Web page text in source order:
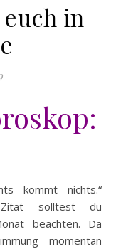
in
solltest du
beachten. Da
momentan